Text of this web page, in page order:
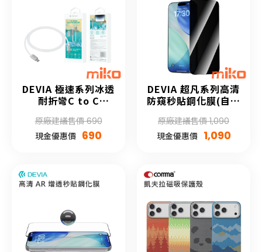
DEVIA 極速系列冰透
耐折彎C to C
原廠建議售價 690
現金優惠價 690
DEVIA 超凡系列高清
防窺秒貼鋼化膜(自助
原廠建議售價 1,090
現金優惠價 1,090